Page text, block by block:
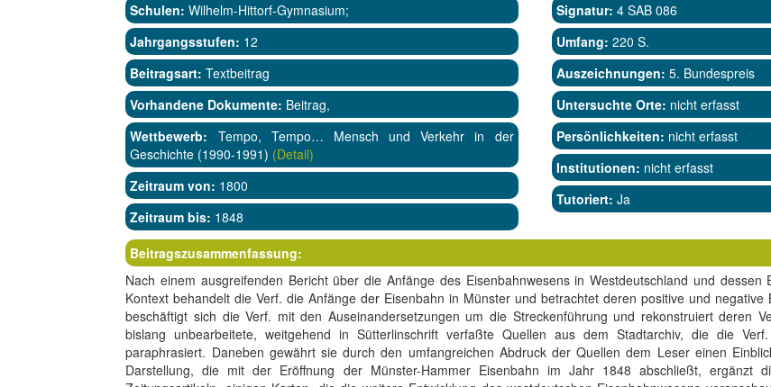
Schulen: Wilhelm-Hittorf-Gymnasium;
Jahrgangsstufen: 12
Beitragsart: Textbeitrag
Vorhandene Dokumente: Beitrag,
Wettbewerb: Tempo, Tempo… Mensch und Verkehr in der
Geschichte (1990-1991) (Detail)
Zeitraum von: 1800
Zeitraum bis: 1848
Signatur: 4 SAB 086
Umfang: 220 S.
Auszeichnungen: 5. Bundespreis
Untersuchte Orte: nicht erfasst
Persönlichkeiten: nicht erfasst
Institutionen: nicht erfasst
Tutoriert: Ja
Beitragszusammenfassung:
Nach einem ausgreifenden Bericht über die Anfänge des Eisenbahnwesens in Westdeutschland und dessen
Kontext behandelt die Verf. die Anfänge der Eisenbahn in Münster und betrachtet deren positive und negative
beschäftigt sich die Verf. mit den Auseinandersetzungen um die Streckenführung und rekonstruiert deren
bislang unbearbeitete, weitgehend in Sütterlinschrift verfaßte Quellen aus dem Stadtarchiv, die die
paraphrasiert. Daneben gewährt sie durch den umfangreichen Abdruck der Quellen dem Leser einen
Darstellung, die mit der Eröffnung der Münster-Hammer Eisenbahn im Jahr 1848 abschließt, ergänzt